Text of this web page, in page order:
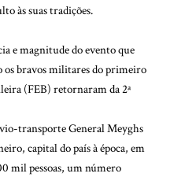
às suas tradições.
e magnitude do evento que
bravos militares do primeiro
(FEB) retornaram da 2ª
transporte General Meyghs
capital do país à época, em
mil pessoas, um número